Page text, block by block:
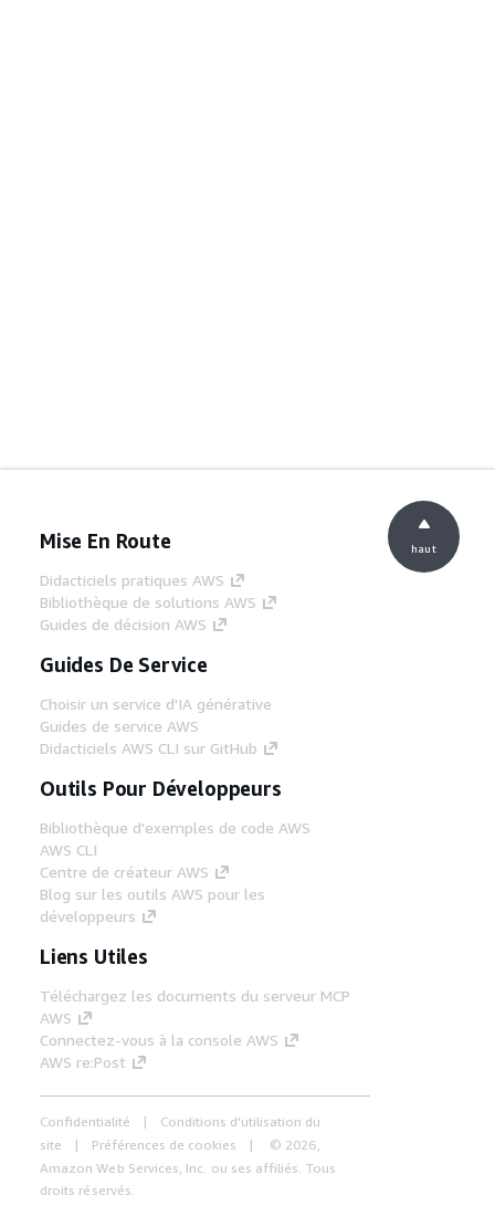
Mise En Route
Didacticiels pratiques AWS
Bibliothèque de solutions AWS
Guides de décision AWS
Guides De Service
Choisir un service d'IA générative
Guides de service AWS
Didacticiels AWS CLI sur GitHub
Outils Pour Développeurs
Bibliothèque d'exemples de code AWS
AWS CLI
Centre de créateur AWS
Blog sur les outils AWS pour les
développeurs
Liens Utiles
Téléchargez les documents du serveur MCP
AWS
Connectez-vous à la console AWS
AWS re:Post
Confidentialité
Conditions d'utilisation du
site
Préférences de cookies
© 2026,
Amazon Web Services, Inc. ou ses affiliés. Tous
droits réservés.
haut